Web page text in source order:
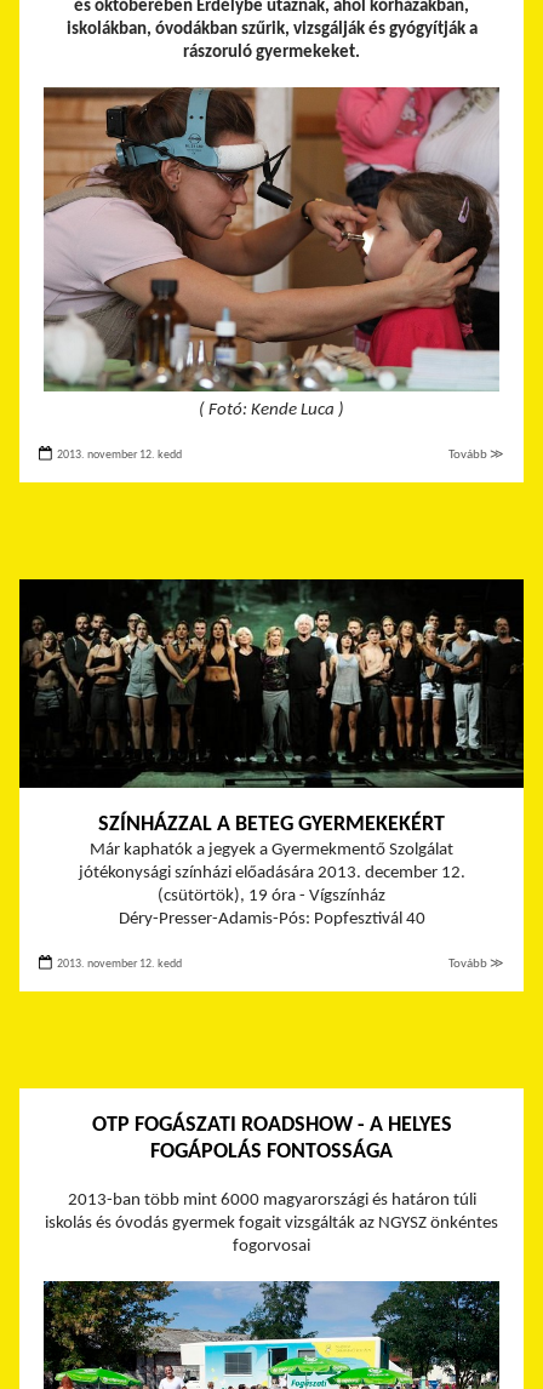
és októberében Erdélybe utaznak, ahol kórházakban,
iskolákban, óvodákban szűrik, vizsgálják és gyógyítják a
rászoruló gyermekeket.
( Fotó: Kende Luca )
2013. november 12. kedd Tovább ≫
SZÍNHÁZZAL A BETEG GYERMEKEKÉRT
Már kaphatók a jegyek a Gyermekmentő Szolgálat
jótékonysági színházi előadására 2013. december 12.
(csütörtök), 19 óra - Vígszínház
Déry-Presser-Adamis-Pós: Popfesztivál 40
2013. november 12. kedd Tovább ≫
OTP FOGÁSZATI ROADSHOW - A HELYES
FOGÁPOLÁS FONTOSSÁGA
2013-ban több mint 6000 magyarországi és határon túli
iskolás és óvodás gyermek fogait vizsgálták az NGYSZ önkéntes
fogorvosai